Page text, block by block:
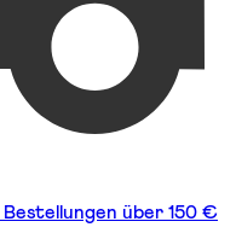
über 150 €